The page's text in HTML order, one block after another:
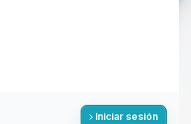
Iniciar sesión